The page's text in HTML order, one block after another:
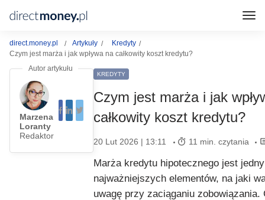
direct.money.pl Artykuły
Kredyty
Czym jest marża i jak wpływa na całkowity koszt kredytu?
Marzena
Loranty
Redaktor
KREDYTY
Czym jest marża i jak
całkowity koszt kredytu?
20 Lut 2026 | 13:11 11 min. czytania
Marża kredytu hipotecznego jest
najważniejszych elementów, na jaki
uwagę przy zaciąganiu zobowiązania.